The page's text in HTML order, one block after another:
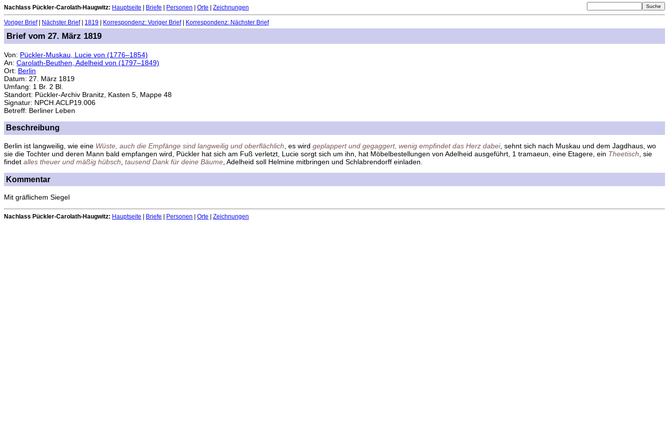
Nachlass Pückler-Carolath-Haugwitz: Hauptseite Briefe Personen Orte Zeichnungen
Voriger Brief| Nächster Brief| 1819 Korrespondenz: Voriger Brief| Korrespondenz: Nächster Brief
Brief vom 27. März 1819
Von: Pückler-Muskau, Lucie von (1776–1854)
An: Carolath-Beuthen, Adelheid von (1797–1849)
Ort: Berlin
Datum: 27. März 1819
Umfang: 1 Br. 2 Bl.
Standort: Pückler-Archiv Branitz, Kasten 5, Mappe 48
Signatur: NPCH.ACLP19.006
Betreff: Berliner Leben
Beschreibung
Berlin ist langweilig, wie eine Wüste, auch die Empfänge sind langweilig und oberflächlich , es wird geplappert und gegaggert, wenig empfindet das Herz dabei, sehnt sich nach Muskau und dem Jagdhaus, wo
sie die Tochter und deren Mann bald empfangen wird, Pückler hat sich am Fuß verletzt, Lucie sorgt sich um ihn, hat Möbelbestellungen von Adelheid ausgeführt, 1 tramaeun, eine Etagere, ein Theetisch , sie
findet alles theuer und mäßig hübsch tausend Dank für deine Bäume , Adelheid soll Helmine mitbringen und Schlabrendorff einladen.
Kommentar
Mit gräflichem Siegel
Nachlass Pückler-Carolath-Haugwitz: Hauptseite | Briefe | Personen | Orte | Zeichnungen